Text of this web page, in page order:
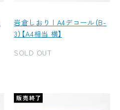
岩倉しおり | A4デコール（B-
3）【A4相当 横】
SOLD OUT